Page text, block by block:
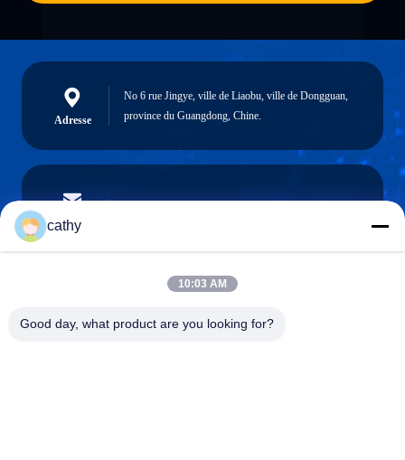
Adresse
No 6 rue Jingye, ville de Liaobu, ville de Dongguan,
province du Guangdong, Chine.
E-mail
Téléphone
cathy
10:03 AM
Good day, what product are you looking for?